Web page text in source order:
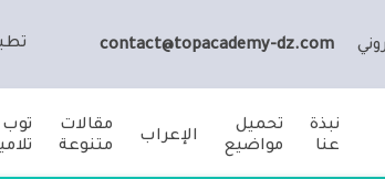
contact@topacademy-dz.com
نبذة
عنا
تحميل
مواضيع
الإعراب
مقالات
متنوعة
توب